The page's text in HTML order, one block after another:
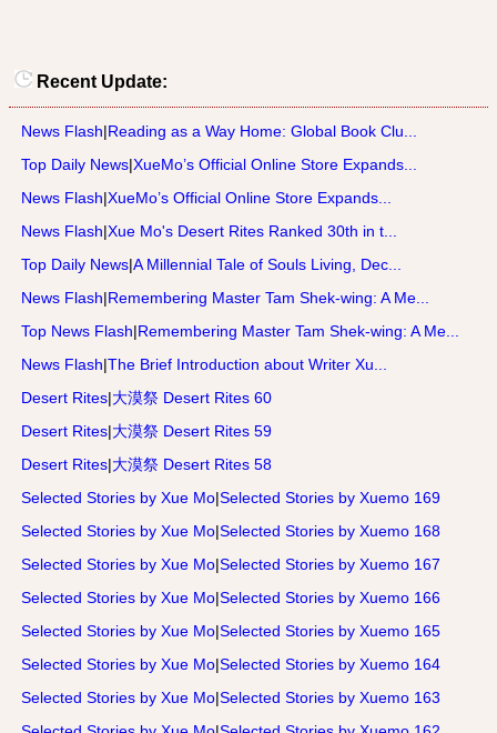
Recent Update:
News Flash|Reading as a Way Home: Global Book Clu...
Top Daily News|XueMo’s Official Online Store Expands...
News Flash|XueMo’s Official Online Store Expands...
News Flash|Xue Mo's Desert Rites Ranked 30th in t...
Top Daily News|A Millennial Tale of Souls Living, Dec...
News Flash|Remembering Master Tam Shek-wing: A Me...
Top News Flash|Remembering Master Tam Shek-wing: A Me...
News Flash|The Brief Introduction about Writer Xu...
Desert Rites|大漠祭 Desert Rites 60
Desert Rites|大漠祭 Desert Rites 59
Desert Rites|大漠祭 Desert Rites 58
Selected Stories by Xue Mo|Selected Stories by Xuemo 169
Selected Stories by Xue Mo|Selected Stories by Xuemo 168
Selected Stories by Xue Mo|Selected Stories by Xuemo 167
Selected Stories by Xue Mo|Selected Stories by Xuemo 166
Selected Stories by Xue Mo|Selected Stories by Xuemo 165
Selected Stories by Xue Mo|Selected Stories by Xuemo 164
Selected Stories by Xue Mo|Selected Stories by Xuemo 163